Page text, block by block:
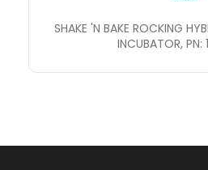
SHAKE 'N BAKE ROCKING
INCUBATOR,